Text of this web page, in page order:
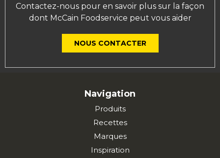
Contactez-nous pour en savoir plus sur la façon
dont McCain Foodservice peut vous aider
NOUS CONTACTER
Navigation
Produits
Recettes
Marques
Inspiration